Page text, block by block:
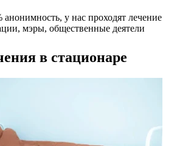
анонимность, у нас проходят лечение
мэры, общественные деятели
в стационаре